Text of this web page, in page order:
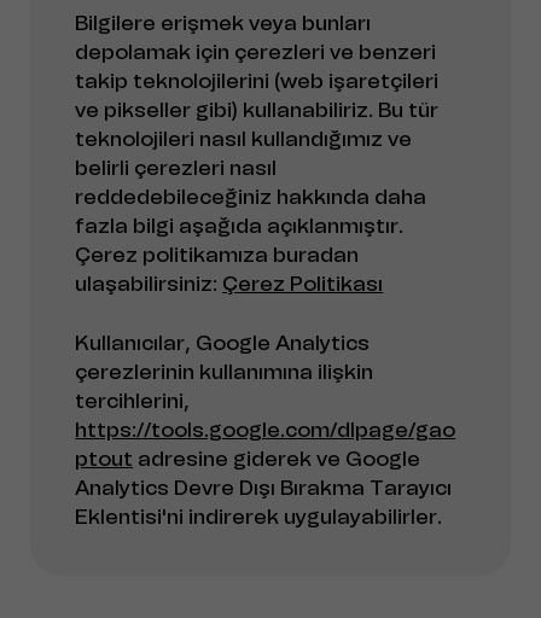
Bilgilere erişmek veya bunları
depolamak için çerezleri ve benzeri
takip teknolojilerini (web işaretçileri
ve pikseller gibi) kullanabiliriz. Bu tür
teknolojileri nasıl kullandığımız ve
belirli çerezleri nasıl
reddedebileceğiniz hakkında daha
fazla bilgi aşağıda açıklanmıştır.
Çerez politikamıza buradan
ulaşabilirsiniz: Çerez Politikası
Kullanıcılar, Google Analytics
çerezlerinin kullanımına ilişkin
tercihlerini,
https://tools.google.com/dlpage/gao
ptout adresine giderek ve Google
Analytics Devre Dışı Bırakma Tarayıcı
Eklentisi'ni indirerek uygulayabilirler.